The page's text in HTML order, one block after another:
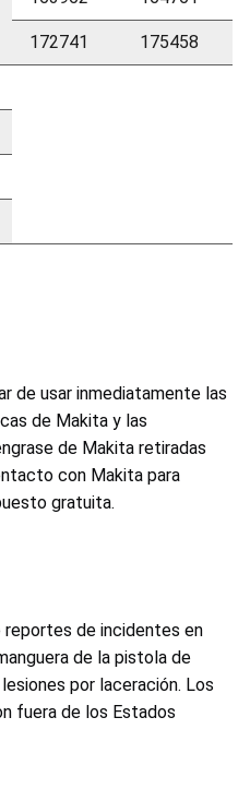
172741 175458
de usar inmediatamente las
de Makita y las
de Makita retiradas
con Makita para
gratuita.
reportes de incidentes en
de la pistola de
por laceración. Los
fuera de los Estados